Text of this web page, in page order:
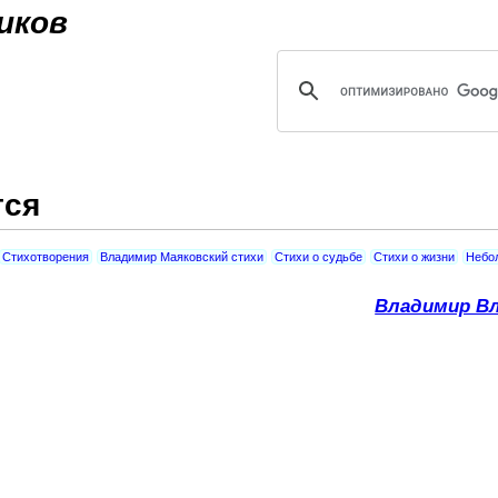
Стихотворения Владимир Маяковский стихи Стихи о судьбе Стихи о жизни
Владимир